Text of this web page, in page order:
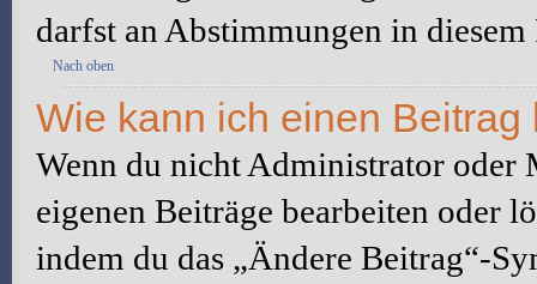
darfst an Abstimmungen in
Nach oben
Wie kann ich einen
Wenn du nicht Administrator oder
eigenen Beiträge bearbeiten oder
indem du das „Ändere Beitrag“-